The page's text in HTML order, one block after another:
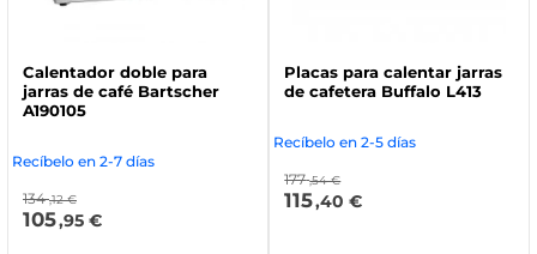
Calentador doble para
jarras de café Bartscher
A190105
Recíbelo en 2-7 días
134 ,12 €
105,95 €
Placas para calentar jarras
de cafetera Buffalo L413
Recíbelo en 2-5 días
177 ,54 €
115,40 €